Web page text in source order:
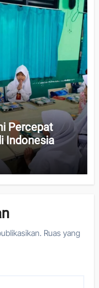
Percepat
Indonesia
Ruas yang